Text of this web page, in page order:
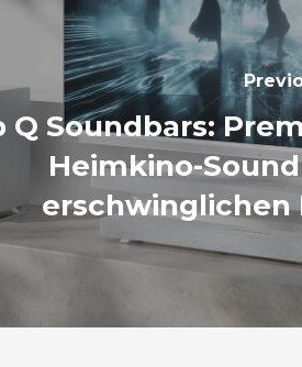
Q Soundbars:
Heimkino-
erschwinglichen